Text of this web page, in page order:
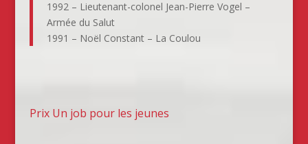
1992 – Lieutenant-colonel Jean-Pierre Vogel –
Armée du Salut
1991 – Noël Constant – La Coulou
Prix Un job pour les jeunes